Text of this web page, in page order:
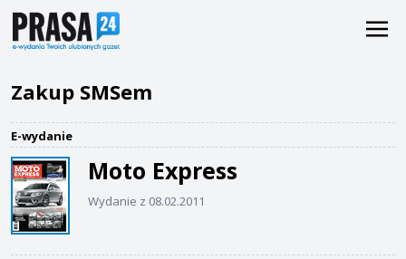
Zakup SMSem
E-wydanie
Moto Express
Wydanie z 08.02.2011